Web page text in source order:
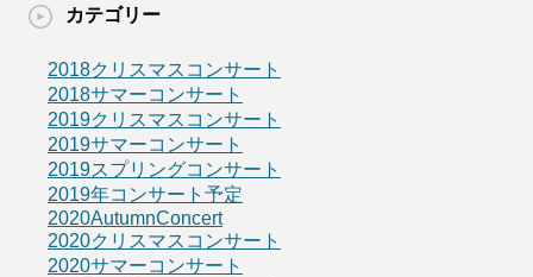
カテゴリー
2018クリスマスコンサート
2018サマーコンサート
2019クリスマスコンサート
2019サマーコンサート
2019スプリングコンサート
2019年コンサート予定
2020AutumnConcert
2020クリスマスコンサート
2020サマーコンサート